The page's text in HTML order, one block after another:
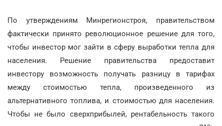
По утверждениям Минрегионстроя, правительством
фактически принято революционное решение для того,
чтобы инвестор мог зайти в сферу выработки тепла для
населения. Решение правительства предоставит
инвестору возможность получать разницу в тарифах
между стоимостью тепла, произведенного из
альтернативного топлива, и стоимостью для населения.
Чтобы не было сверхприбылей, рентабельность такого